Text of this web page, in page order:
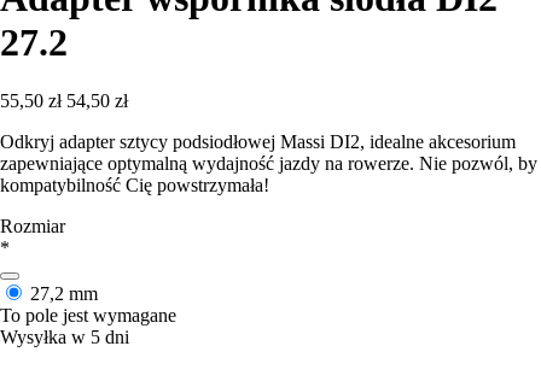
27.2
55,50 zł 54,50 zł
Odkryj adapter sztycy podsiodłowej Massi DI2, idealne akcesorium
zapewniające optymalną wydajność jazdy na rowerze. Nie pozwól, by
kompatybilność Cię powstrzymała!
Rozmiar
*
27,2 mm
To pole jest wymagane
Wysyłka w 5 dni